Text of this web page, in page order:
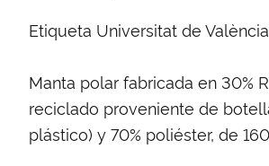
Etiqueta Universitat de
Manta polar fabricada en 30%
reciclado proveniente de
plástico) y 70% poliéster, de